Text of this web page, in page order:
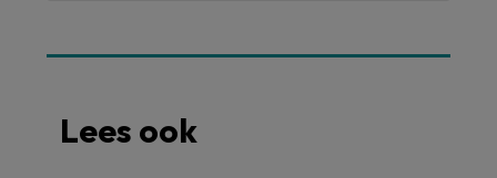
Lees ook